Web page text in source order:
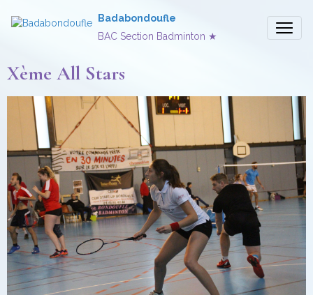
Badabondoufle
BAC Section Badminton ★
Xème All Stars